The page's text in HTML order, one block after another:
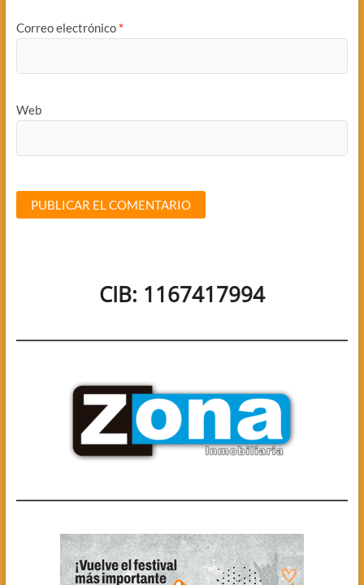
Correo electrónico *
Web
CIB: 1167417994